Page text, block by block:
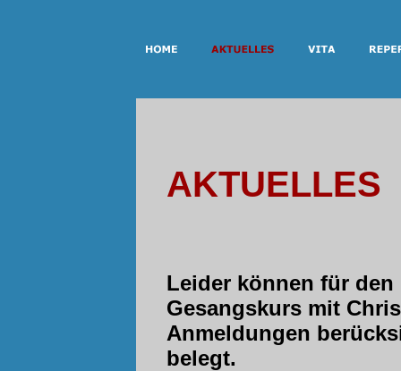
AKTUELLES
Leider können für
Gesangskurs mit
Anmeldungen
belegt.